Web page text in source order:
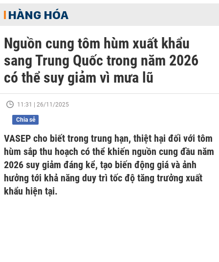
HÀNG HÓA
Nguồn cung tôm hùm xuất khẩu
sang Trung Quốc trong năm 2026
có thể suy giảm vì mưa lũ
11:31 | 26/11/2025
Chia sẻ
VASEP cho biết trong trung hạn, thiệt hại đối với tôm
hùm sắp thu hoạch có thể khiến nguồn cung đầu năm
2026 suy giảm đáng kể, tạo biến động giá và ảnh
hưởng tới khả năng duy trì tốc độ tăng trưởng xuất
khẩu hiện tại.